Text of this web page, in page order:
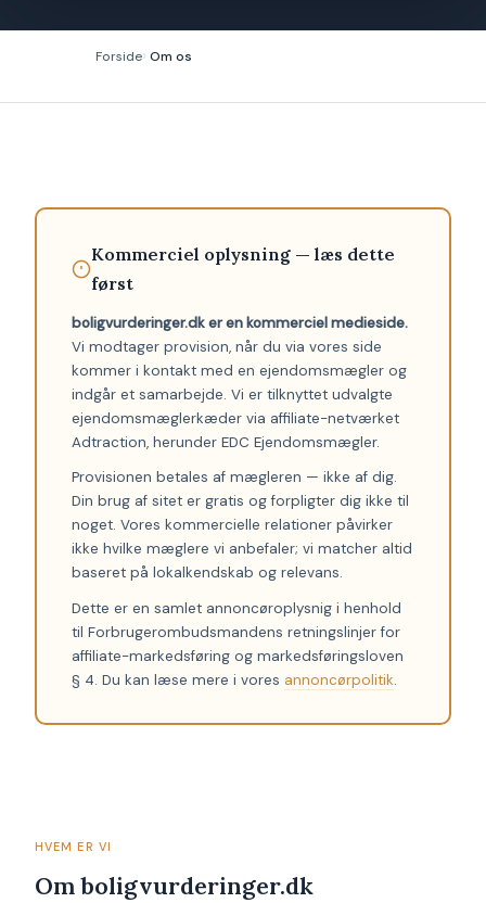
Forside Om os
Kommerciel oplysning — læs dette
først
boligvurderinger.dk er en kommerciel medieside.
Vi modtager provision, når du via vores side
kommer i kontakt med en ejendomsmægler og
indgår et samarbejde. Vi er tilknyttet udvalgte
ejendomsmæglerkæder via affiliate-netværket
Adtraction, herunder EDC Ejendomsmægler.
Provisionen betales af mægleren — ikke af dig.
Din brug af sitet er gratis og forpligter dig ikke til
noget. Vores kommercielle relationer påvirker
ikke hvilke mæglere vi anbefaler; vi matcher altid
baseret på lokalkendskab og relevans.
Dette er en samlet annoncøroplysnig i henhold
til Forbrugerombudsmandens retningslinjer for
affiliate-markedsføring og markedsføringsloven
§ 4. Du kan læse mere i vores annoncørpolitik.
HVEM ER VI
Om boligvurderinger.dk